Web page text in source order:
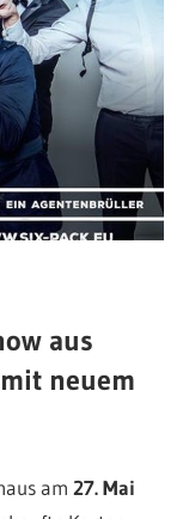
aus
neuem
am27. Mai